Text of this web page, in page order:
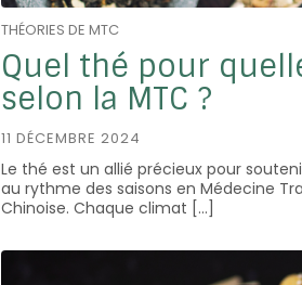
THÉORIES DE MTC
Quel thé pour
selon la MTC ?
11 DÉCEMBRE 2024
Le thé est un allié précieux pour
au rythme des saisons en Médecine
Chinoise. Chaque climat […]